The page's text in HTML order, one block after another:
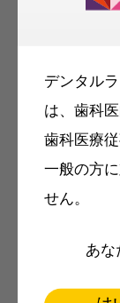
デンタル
は、歯科
歯科医療
一般の方
せん。
あな